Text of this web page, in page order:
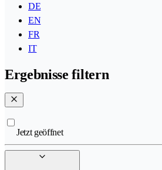
DE
EN
FR
IT
Ergebnisse filtern
Jetzt geöffnet